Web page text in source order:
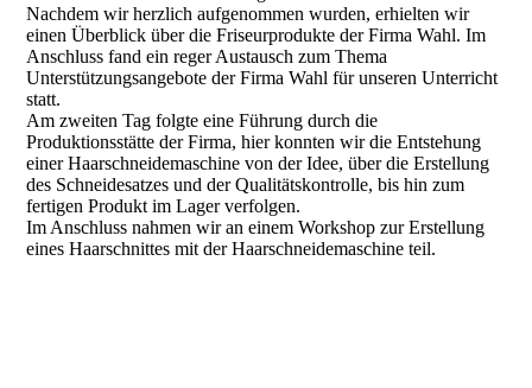
Nachdem wir herzlich aufgenommen wurden, erhielten wir
einen Überblick über die Friseurprodukte der Firma Wahl. Im
Anschluss fand ein reger Austausch zum Thema
Unterstützungsangebote der Firma Wahl für unseren Unterricht
statt.
Am zweiten Tag folgte eine Führung durch die
Produktionsstätte der Firma, hier konnten wir die Entstehung
einer Haarschneidemaschine von der Idee, über die Erstellung
des Schneidesatzes und der Qualitätskontrolle, bis hin zum
fertigen Produkt im Lager verfolgen.
Im Anschluss nahmen wir an einem Workshop zur Erstellung
eines Haarschnittes mit der Haarschneidemaschine teil.